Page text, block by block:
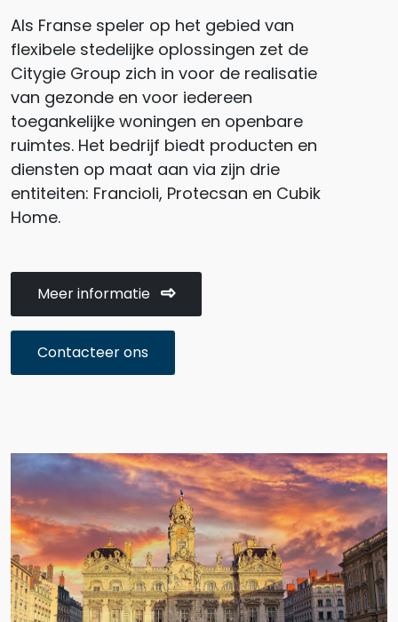
Als Franse speler op het gebied van
flexibele stedelijke oplossingen zet de
Citygie Group zich in voor de realisatie
van gezonde en voor iedereen
toegankelijke woningen en openbare
ruimtes. Het bedrijf biedt producten en
diensten op maat aan via zijn drie
entiteiten: Francioli, Protecsan en Cubik
Home.
Meer informatie
Contacteer ons